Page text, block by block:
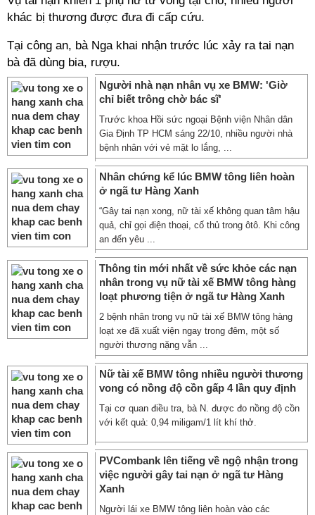
khác bị thương được đưa đi cấp cứu.
Tại công an, bà Nga khai nhận trước lúc xảy ra tai nạn
bà đã dùng bia, rượu.
Người nhà nạn nhân vụ xe BMW: 'Giờ
chỉ biết trông chờ bác sĩ'
Trước khoa Hồi sức ngoại Bệnh viện Nhân dân
Gia Định TP HCM sáng 22/10, nhiều người nhà
bệnh nhân với vẻ mặt lo lắng, ...
Nhân chứng kể lúc BMW tông liên hoàn
ở ngã tư Hàng Xanh
“Gây tai nạn xong, nữ tài xế không quan tâm hậu
quả, chỉ gọi điện thoại, cố thủ trong ôtô. Khi công
an đến yêu ...
Thông tin mới nhất về sức khỏe các nạn
nhân trong vụ nữ tài xế BMW tông hàng
loạt phương tiện ở ngã tư Hàng Xanh
2 bệnh nhân trong vụ nữ tài xế BMW tông hàng
loạt xe đã xuất viện ngay trong đêm, một số
người thương nặng vẫn ...
Nữ tài xế BMW tông nhiều người thương
vong có nồng độ cồn gấp 4 lần quy định
Tại cơ quan điều tra, bà N. được đo nồng độ cồn
với kết quả: 0,94 miligam/1 lít khí thở.
PVCombank lên tiếng về ngộ nhận trong
việc người gây tai nạn ở ngã tư Hàng
Xanh
Người lái xe BMW tông liên hoàn vào các